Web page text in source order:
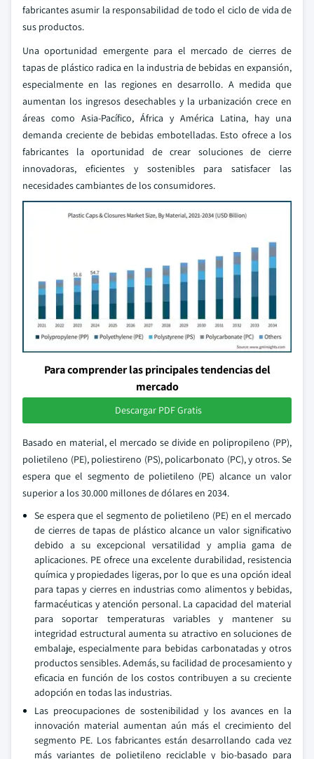
fabricantes asumir la responsabilidad de todo el ciclo de vida de
sus productos.
Una oportunidad emergente para el mercado de cierres de
tapas de plástico radica en la industria de bebidas en expansión,
especialmente en las regiones en desarrollo. A medida que
aumentan los ingresos desechables y la urbanización crece en
áreas como Asia-Pacífico, África y América Latina, hay una
demanda creciente de bebidas embotelladas. Esto ofrece a los
fabricantes la oportunidad de crear soluciones de cierre
innovadoras, eficientes y sostenibles para satisfacer las
necesidades cambiantes de los consumidores.
Para comprender las principales tendencias del
mercado
Descargar PDF Gratis
Basado en material, el mercado se divide en polipropileno (PP),
polietileno (PE), poliestireno (PS), policarbonato (PC), y otros. Se
espera que el segmento de polietileno (PE) alcance un valor
superior a los 30.000 millones de dólares en 2034.
Se espera que el segmento de polietileno (PE) en el mercado
de cierres de tapas de plástico alcance un valor significativo
debido a su excepcional versatilidad y amplia gama de
aplicaciones. PE ofrece una excelente durabilidad, resistencia
química y propiedades ligeras, por lo que es una opción ideal
para tapas y cierres en industrias como alimentos y bebidas,
farmacéuticas y atención personal. La capacidad del material
para soportar temperaturas variables y mantener su
integridad estructural aumenta su atractivo en soluciones de
embalaje, especialmente para bebidas carbonatadas y otros
productos sensibles. Además, su facilidad de procesamiento y
eficacia en función de los costos contribuyen a su creciente
adopción en todas las industrias.
Las preocupaciones de sostenibilidad y los avances en la
innovación material aumentan aún más el crecimiento del
segmento PE. Los fabricantes están desarrollando cada vez
más variantes de polietileno reciclable y bio-basado para